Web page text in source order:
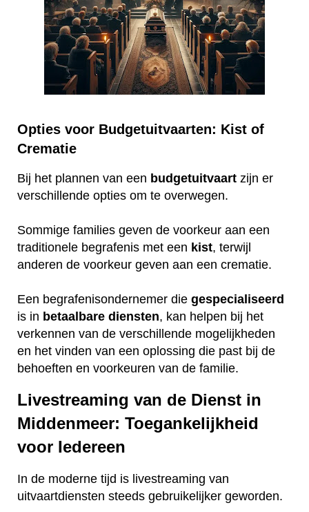
Opties voor Budgetuitvaarten: Kist of
Crematie
Bij het plannen van een budgetuitvaart zijn er
verschillende opties om te overwegen.
Sommige families geven de voorkeur aan een
traditionele begrafenis met een kist, terwijl
anderen de voorkeur geven aan een crematie.
Een begrafenisondernemer die gespecialiseerd
is in betaalbare diensten, kan helpen bij het
verkennen van de verschillende mogelijkheden
en het vinden van een oplossing die past bij de
behoeften en voorkeuren van de familie.
Livestreaming van de Dienst in
Middenmeer: Toegankelijkheid
voor Iedereen
In de moderne tijd is livestreaming van
uitvaartdiensten steeds gebruikelijker geworden.